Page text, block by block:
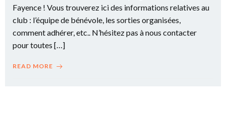
Fayence ! Vous trouverez ici des informations relatives au
club : l’équipe de bénévole, les sorties organisées,
comment adhérer, etc.. N’hésitez pas à nous contacter
pour toutes […]
READ MORE